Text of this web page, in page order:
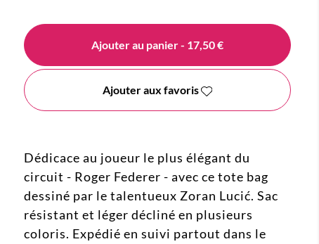
Ajouter au panier- 17,50 €
Ajouter aux favoris
Dédicace au joueur le plus élégant du
circuit - Roger Federer - avec ce tote bag
dessiné par le talentueux Zoran Lucić. Sac
résistant et léger décliné en plusieurs
coloris. Expédié en suivi partout dans le